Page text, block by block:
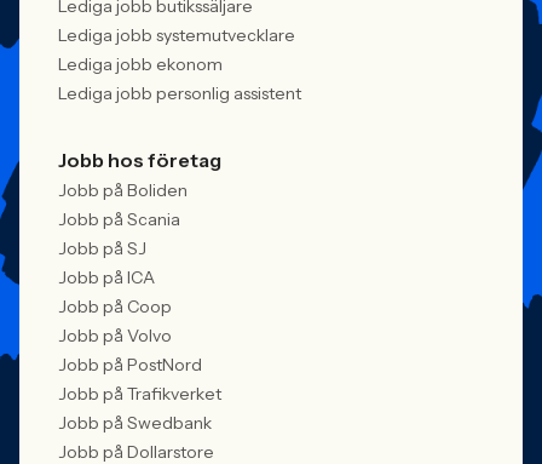
Lediga jobb butikssäljare
Lediga jobb systemutvecklare
Lediga jobb ekonom
Lediga jobb personlig assistent
Jobb hos företag
Jobb på Boliden
Jobb på Scania
Jobb på SJ
Jobb på ICA
Jobb på Coop
Jobb på Volvo
Jobb på PostNord
Jobb på Trafikverket
Jobb på Swedbank
Jobb på Dollarstore